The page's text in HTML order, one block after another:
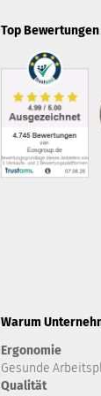
Top Bewertungen
Warum
Ergonomie
Gesunde
Qualität